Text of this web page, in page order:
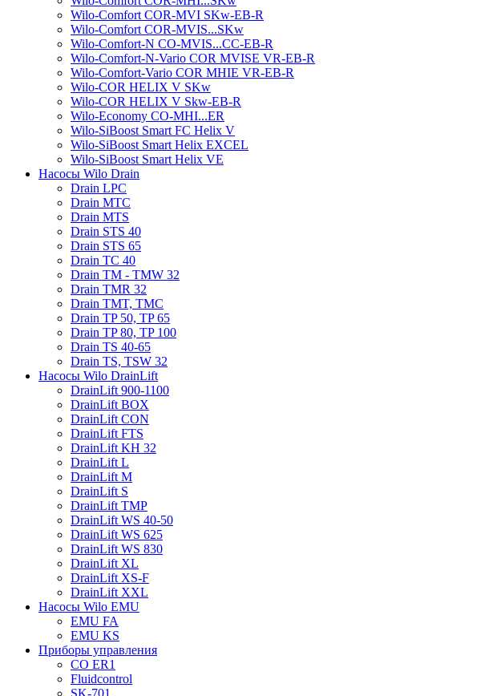
Wilo-Comfort COR-MVI SKw-EB-R
Wilo-Comfort COR-MVIS...SKw
Wilo-Comfort-N CO-MVIS...CC-EB-R
Wilo-Comfort-N-Vario COR MVISE VR-EB-R
Wilo-Comfort-Vario COR MHIE VR-EB-R
Wilo-COR HELIX V SKw
Wilo-COR HELIX V Skw-EB-R
Wilo-Economy CO-MHI...ER
Wilo-SiBoost Smart FC Helix V
Wilo-SiBoost Smart Helix EXCEL
Wilo-SiBoost Smart Helix VE
Насосы Wilo Drain
Drain LPC
Drain MTC
Drain MTS
Drain STS 40
Drain STS 65
Drain TC 40
Drain TM - TMW 32
Drain TMR 32
Drain TMT, TMC
Drain TP 50, TP 65
Drain TP 80, TP 100
Drain TS 40-65
Drain TS, TSW 32
Насосы Wilo DrainLift
DrainLift 900-1100
DrainLift BOX
DrainLift CON
DrainLift FTS
DrainLift KH 32
DrainLift L
DrainLift M
DrainLift S
DrainLift TMP
DrainLift WS 40-50
DrainLift WS 625
DrainLift WS 830
DrainLift XL
DrainLift XS-F
DrainLift XXL
Насосы Wilo EMU
EMU FA
EMU KS
Приборы управления
CO ER1
Fluidcontrol
SK-701